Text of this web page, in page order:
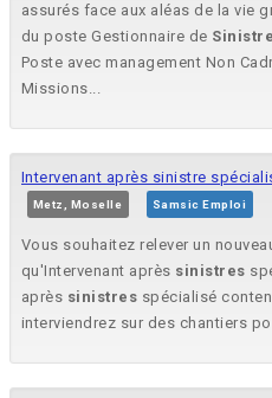
assurés face aux aléas de la vie
du poste Gestionnaire de
Poste avec management Non
Missions...
Intervenant après sinistre
Metz, Moselle Samsic Emploi
Vous souhaitez relever un
qu'Intervenant après sinistres
après sinistres spécialisé
interviendrez sur des chantiers